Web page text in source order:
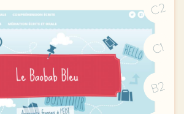
C2
C1
B2